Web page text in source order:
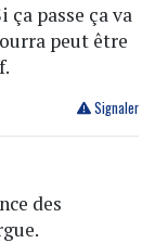
passe ça va
peut être
Signaler
des